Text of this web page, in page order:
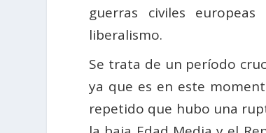
guerras civiles
liberalismo.
Se trata de un período
ya que es en este
repetido que hubo una